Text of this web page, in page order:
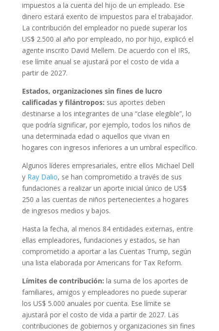
impuestos a la cuenta del hijo de un empleado. Ese
dinero estará exento de impuestos para el trabajador.
La contribución del empleador no puede superar los
US$ 2.500 al año por empleado, no por hijo, explicó el
agente inscrito David Mellem. De acuerdo con el IRS,
ese límite anual se ajustará por el costo de vida a
partir de 2027.
Estados, organizaciones sin fines de lucro
calificadas y filántropos: sus aportes deben
destinarse a los integrantes de una “clase elegible”, lo
que podría significar, por ejemplo, todos los niños de
una determinada edad o aquellos que vivan en
hogares con ingresos inferiores a un umbral específico.
Algunos líderes empresariales, entre ellos Michael Dell
y Ray Dalio, se han comprometido a través de sus
fundaciones a realizar un aporte inicial único de US$
250 a las cuentas de niños pertenecientes a hogares
de ingresos medios y bajos.
Hasta la fecha, al menos 84 entidades externas, entre
ellas empleadores, fundaciones y estados, se han
comprometido a aportar a las Cuentas Trump, según
una lista elaborada por Americans for Tax Reform.
Límites de contribución: la suma de los aportes de
familiares, amigos y empleadores no puede superar
los US$ 5.000 anuales por cuenta. Ese límite se
ajustará por el costo de vida a partir de 2027. Las
contribuciones de gobiernos y organizaciones sin fines